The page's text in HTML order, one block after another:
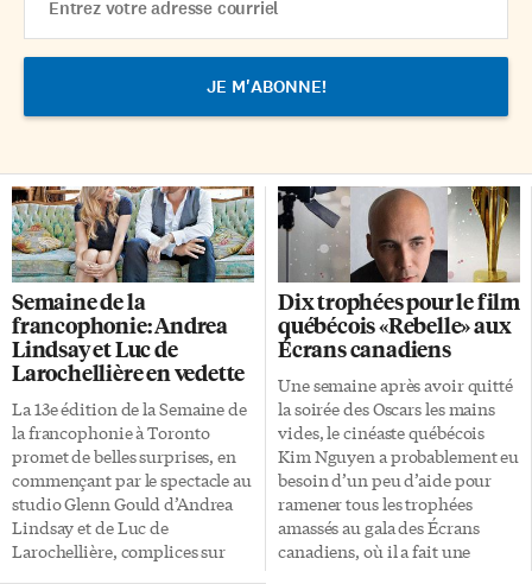
Address
Semaine de la
francophonie: Andrea
Lindsay et Luc de
Larochellière en vedette
La 13e édition de la Semaine de
la francophonie à Toronto
promet de belles surprises, en
commençant par le spectacle au
studio Glenn Gould d’Andrea
Lindsay et de Luc de
Larochellière, complices sur
Dix trophées pour le film
québécois «Rebelle» aux
Écrans canadiens
Une semaine après avoir quitté
la soirée des Oscars les mains
vides, le cinéaste québécois
Kim Nguyen a probablement eu
besoin d’un peu d’aide pour
ramener tous les trophées
amassés au gala des Écrans
canadiens, où il a fait une